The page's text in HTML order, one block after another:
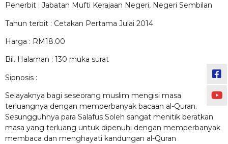
Penerbit : Jabatan Mufti Kerajaan Negeri, Negeri Sembilan
Tahun terbit : Cetakan Pertama Julai 2014
Harga : RM18.00
Bil. Halaman : 130 muka surat
Sipnosis :
Selayaknya bagi seseorang muslim mengisi masa
terluangnya dengan memperbanyak bacaan al-Quran.
Sesungguhnya para Salafus Soleh sangat menitik beratkan
masa yang terluang untuk dipenuhi dengan memperbanyak
membaca dan menghayati kandungan al-Quran